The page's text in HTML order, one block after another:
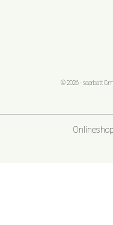
© 2026 - saarbatt
Onlineshop